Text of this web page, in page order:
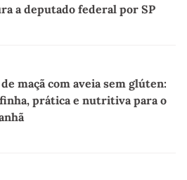
a deputado federal por SP
maçã com aveia sem glúten:
prática e nutritiva para o